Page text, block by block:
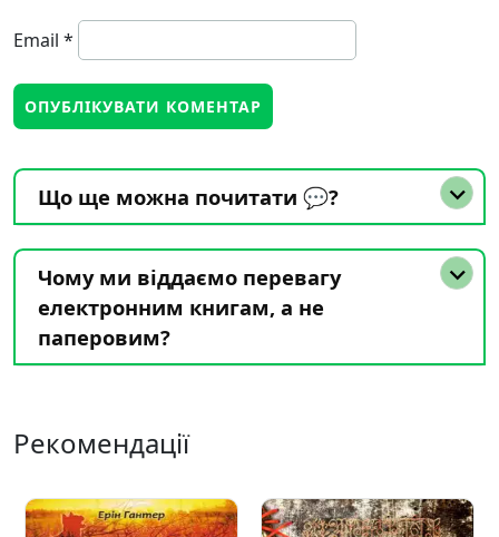
Email *
Що ще можна почитати 💬?
Чому ми віддаємо перевагу
електронним книгам, а не
паперовим?
Рекомендації